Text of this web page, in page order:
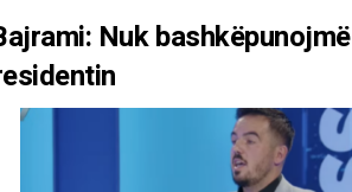
Nuk bashkëpunojmë